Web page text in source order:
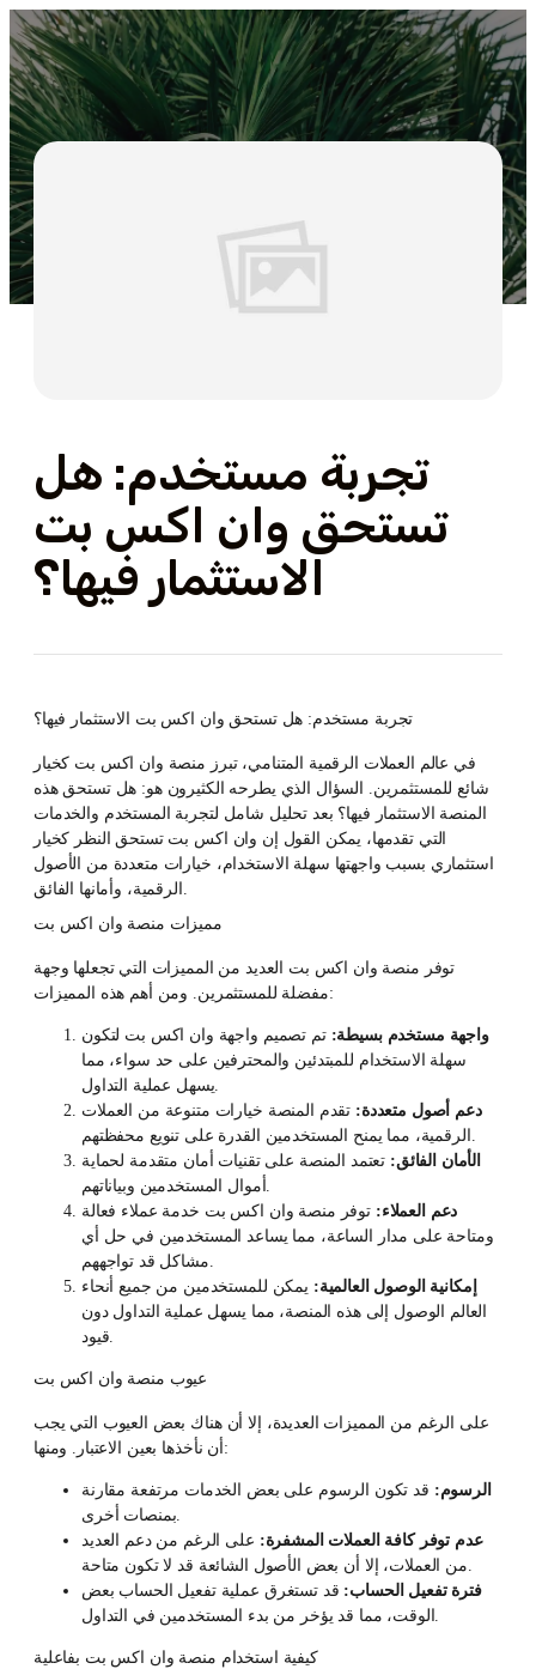
تجربة مستخدم: هل
تستحق وان اكس بت
الاستثمار فيها؟
تجربة مستخدم: هل تستحق وان اكس بت الاستثمار فيها؟
في عالم العملات الرقمية المتنامي، تبرز منصة وان اكس بت كخيار
شائع للمستثمرين. السؤال الذي يطرحه الكثيرون هو: هل تستحق هذه
المنصة الاستثمار فيها؟ بعد تحليل شامل لتجربة المستخدم والخدمات
التي تقدمها، يمكن القول إن وان اكس بت تستحق النظر كخيار
استثماري بسبب واجهتها سهلة الاستخدام، خيارات متعددة من الأصول
الرقمية، وأمانها الفائق.
مميزات منصة وان اكس بت
توفر منصة وان اكس بت العديد من المميزات التي تجعلها وجهة
مفضلة للمستثمرين. ومن أهم هذه المميزات:
واجهة مستخدم بسيطة: تم تصميم واجهة وان اكس بت لتكون
سهلة الاستخدام للمبتدئين والمحترفين على حد سواء، مما
يسهل عملية التداول.
دعم أصول متعددة: تقدم المنصة خيارات متنوعة من العملات
الرقمية، مما يمنح المستخدمين القدرة على تنويع محفظتهم.
الأمان الفائق: تعتمد المنصة على تقنيات أمان متقدمة لحماية
أموال المستخدمين وبياناتهم.
دعم العملاء: توفر منصة وان اكس بت خدمة عملاء فعالة
ومتاحة على مدار الساعة، مما يساعد المستخدمين في حل أي
مشاكل قد تواجههم.
إمكانية الوصول العالمية: يمكن للمستخدمين من جميع أنحاء
العالم الوصول إلى هذه المنصة، مما يسهل عملية التداول دون
قيود.
عيوب منصة وان اكس بت
على الرغم من المميزات العديدة، إلا أن هناك بعض العيوب التي يجب
أن نأخذها بعين الاعتبار. ومنها:
الرسوم: قد تكون الرسوم على بعض الخدمات مرتفعة مقارنة
بمنصات أخرى.
عدم توفر كافة العملات المشفرة: على الرغم من دعم العديد
من العملات، إلا أن بعض الأصول الشائعة قد لا تكون متاحة.
فترة تفعيل الحساب: قد تستغرق عملية تفعيل الحساب بعض
الوقت، مما قد يؤخر من بدء المستخدمين في التداول.
كيفية استخدام منصة وان اكس بت بفاعلية